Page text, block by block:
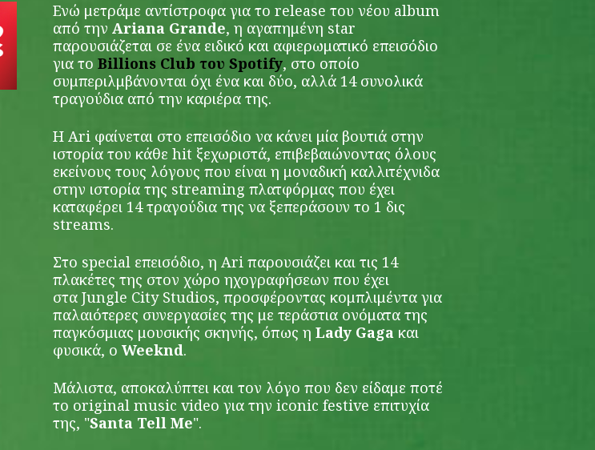
Ενώ μετράμε αντίστροφα για το release του νέου album
από την Ariana Grande, η αγαπημένη star
παρουσιάζεται σε ένα ειδικό και αφιερωματικό επεισόδιο
για το Billions Club του Spotify, στο οποίο
συμπεριλμβάνονται όχι ένα και δύο, αλλά 14 συνολικά
τραγούδια από την καριέρα της.
Η Ari φαίνεται στο επεισόδιο να κάνει μία βουτιά στην
ιστορία του κάθε hit ξεχωριστά, επιβεβαιώνοντας όλους
εκείνους τους λόγους που είναι η μοναδική καλλιτέχνιδα
στην ιστορία της streaming πλατφόρμας που έχει
καταφέρει 14 τραγούδια της να ξεπεράσουν το 1 δις
streams.
Στο special επεισόδιο, η Ari παρουσιάζει και τις 14
πλακέτες της στον χώρο ηχογραφήσεων που έχει
στα Jungle City Studios, προσφέροντας κομπλιμέντα για
παλαιότερες συνεργασίες της με τεράστια ονόματα της
παγκόσμιας μουσικής σκηνής, όπως η Lady Gaga και
φυσικά, ο Weeknd.
Μάλιστα, αποκαλύπτει και τον λόγο που δεν είδαμε ποτέ
το original music video για την iconic festive επιτυχία
της, "Santa Tell Me".